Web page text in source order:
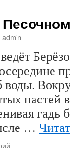
admin
пастей
…